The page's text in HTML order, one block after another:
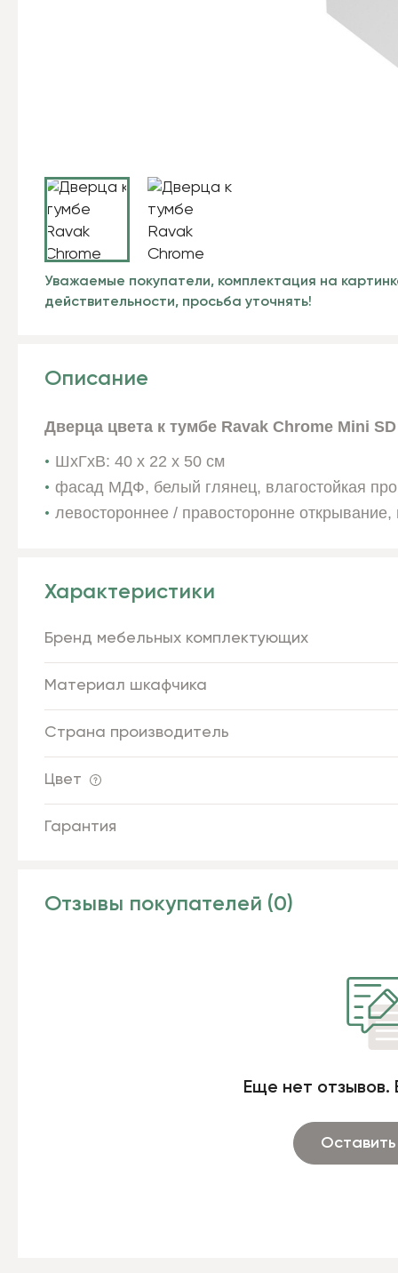
Уважаемые покупатели, комплектация на
действительности, просьба уточнять!
Описание
Дверца цвета к тумбе Ravak Chrome Mini
ШхГхВ: 40 x 22 x 50 см
фасад МДФ, белый глянец, влагостойкая
левостороннее / правосторонне открывание,
Характеристики
Бренд мебельных комплектующих
Материал шкафчика
Страна производитель
Цвет
Гарантия
Отзывы покупателей (0)
Еще нет отзывов.